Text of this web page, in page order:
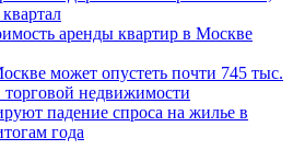
аренды квартир в Москве
может опустеть почти 745 тыс.
торговой недвижимости
падение спроса на жилье в
года